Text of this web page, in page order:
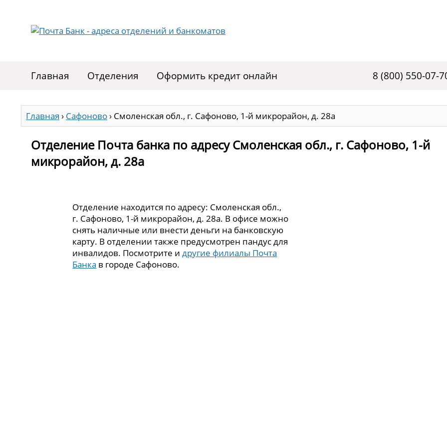
Главная Отделения Оформить кредит онлайн 8 (800) 550-07-
Главная › Сафоново› Смоленская обл., г. Сафоново, 1-й микрорайон, д. 28а
Отделение Почта банка по адресу Смоленская обл., г. Сафоново, 1-й
микрорайон, д. 28а
Отделение находится по адресу: Смоленская обл.,
г. Сафоново, 1-й микрорайон, д. 28а. В офисе можно
снять наличные или внести деньги на банковскую
карту. В отделении также предусмотрен пандус для
инвалидов. Посмотрите идругие филиалы Почта
Банка в городе Сафоново.